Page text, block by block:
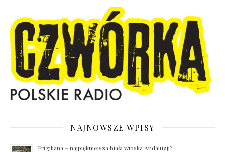
NAJNOWSZE WPISY
Frigiliana – najpiękniejsza biała wioska Andaluzji?